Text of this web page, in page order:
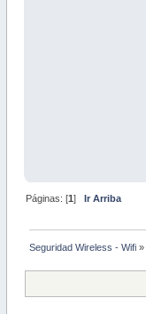
Páginas: [1] Ir Arriba
Seguridad Wireless - Wifi»